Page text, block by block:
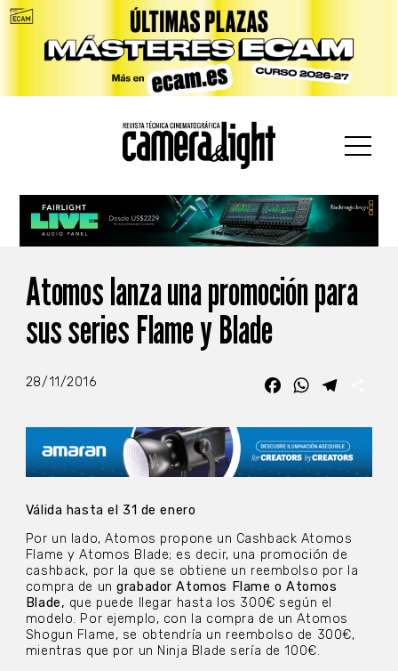
Atomos lanza una promoción para
sus series Flame y Blade
28/11/2016 FacebookWhatsApp
Válida hasta el 31 de enero
Por un lado, Atomos propone un Cashback Atomos
Flame y Atomos Blade; es decir, una promoción de
cashback, por la que se obtiene un reembolso por la
compra de ungrabador Atomos Flame o Atomos
Blade, que puede llegar hasta los 300€ según el
modelo. Por ejemplo, con la compra de un Atomos
Shogun Flame, se obtendría un reembolso de 300€,
mientras que por un Ninja Blade sería de 100€.